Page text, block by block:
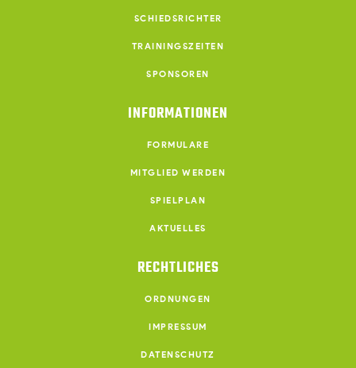
SCHIEDSRICHTER
TRAININGSZEITEN
SPONSOREN
INFORMATIONEN
FORMULARE
MITGLIED WERDEN
SPIELPLAN
AKTUELLES
RECHTLICHES
ORDNUNGEN
IMPRESSUM
DATENSCHUTZ